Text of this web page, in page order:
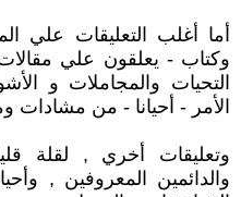
أما أغلب التعليقات علي
وكتاب - يعلقون علي
التحيات والمجاملات و
الأمر - أحيانا - من
وتعليقات أخري , لقلة
والدائمين المعروفين ,